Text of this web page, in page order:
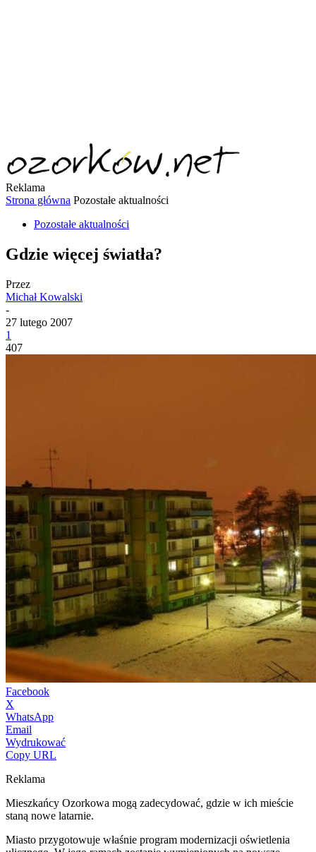
Reklama
Strona główna Pozostałe aktualności
Pozostałe aktualności
Gdzie więcej światła?
Przez
Michał Kowalski
-
27 lutego 2007
1
407
Facebook
X
WhatsApp
Email
Wydrukować
Copy URL
Reklama
Mieszkańcy Ozorkowa mogą zadecydować, gdzie w ich mieście
staną nowe latarnie.
Miasto przygotowuje właśnie program modernizacji oświetlenia